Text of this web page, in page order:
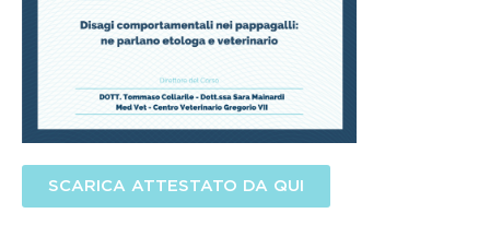
SCARICA ATTESTATO DA QUI